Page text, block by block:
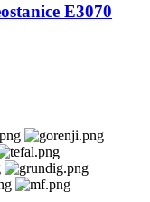
E3070